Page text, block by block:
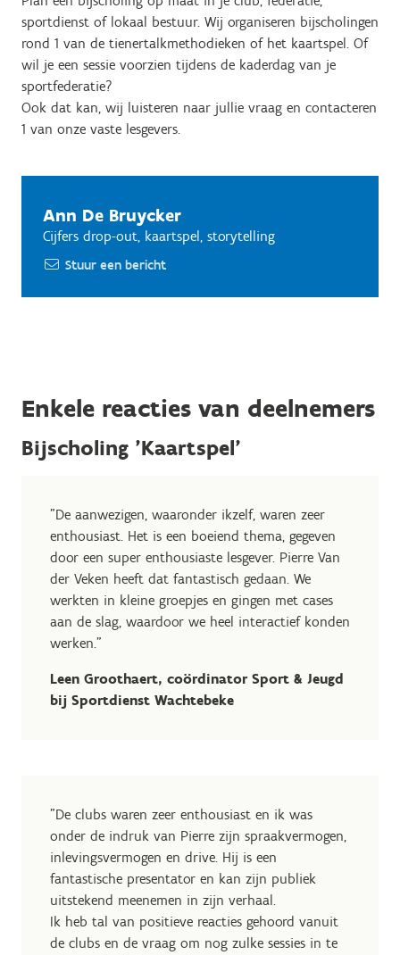
sportdienst of lokaal bestuur. Wij organiseren bijscholingen
rond 1 van de tienertalkmethodieken of het kaartspel. Of
wil je een sessie voorzien tijdens de kaderdag van je
sportfederatie?
Ook dat kan, wij luisteren naar jullie vraag en contacteren
1 van onze vaste lesgevers.
Ann De Bruycker
Cijfers drop-out, kaartspel, storytelling
Stuur een bericht
Enkele reacties van deelnemers
Bijscholing 'Kaartspel'
"De aanwezigen, waaronder ikzelf, waren zeer
enthousiast. Het is een boeiend thema, gegeven
door een super enthousiaste lesgever. Pierre Van
der Veken heeft dat fantastisch gedaan. We
werkten in kleine groepjes en gingen met cases
aan de slag, waardoor we heel interactief konden
werken."
Leen Groothaert, coördinator Sport & Jeugd
bij Sportdienst Wachtebeke
"De clubs waren zeer enthousiast en ik was
onder de indruk van Pierre zijn spraakvermogen,
inlevingsvermogen en drive. Hij is een
fantastische presentator en kan zijn publiek
uitstekend meenemen in zijn verhaal.
Ik heb tal van positieve reacties gehoord vanuit
de clubs en de vraag om nog zulke sessies in te